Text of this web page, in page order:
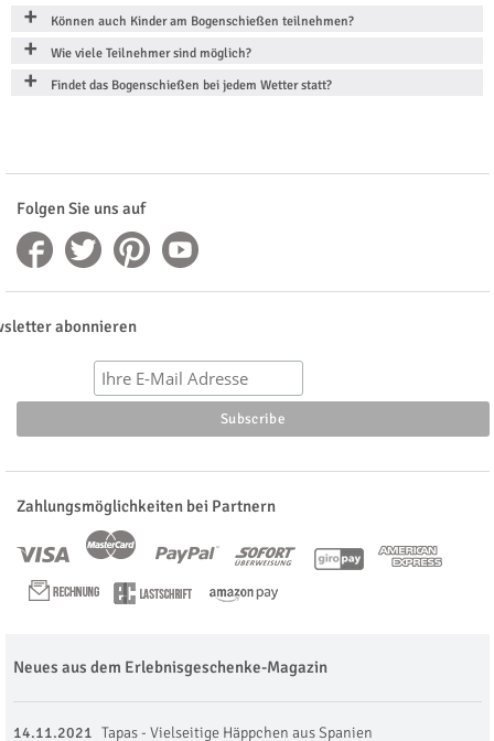
Können auch Kinder am Bogenschießen teilnehmen?
Wie viele Teilnehmer sind möglich?
Findet das Bogenschießen bei jedem Wetter statt?
Folgen Sie uns auf
abonnieren
Zahlungsmöglichkeiten bei Partnern
Neues aus dem Erlebnisgeschenke-Magazin
14.11.2021 Tapas - Vielseitige Häppchen aus Spanien